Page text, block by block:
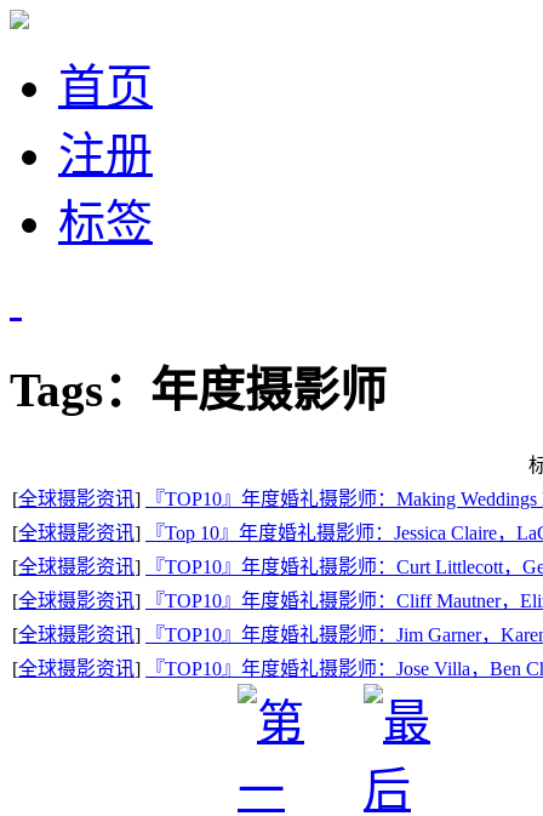
首页
注册
标签
Tags：年度摄影师
[全球摄影资讯]
『TOP10』年度婚礼摄影师：Making Weddings
[全球摄影资讯]
『Top 10』年度婚礼摄影师：Jessica Claire，
[全球摄影资讯]
『TOP10』年度婚礼摄影师：Curt Littlecott，
[全球摄影资讯]
『TOP10』年度婚礼摄影师：Cliff Mautner，
[全球摄影资讯]
『TOP10』年度婚礼摄影师：Jim Garner，
[全球摄影资讯] 『TOP10』年度婚礼摄影师：Jose Villa，Ben